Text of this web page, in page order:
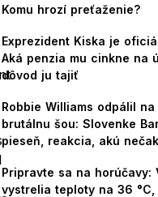
Komu hrozí preťaženie?
Exprezident Kiska je
Aká penzia mu cinkne na
dôvod ju tajiť
Robbie Williams odpálil
brutálnu šou: Slovenke
pieseň, reakcia, akú
Pripravte sa na horúčavy:
vystrelia teploty na 36